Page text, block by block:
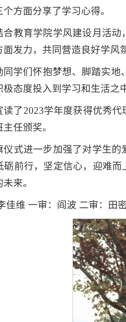
方面分享了学习心得。
合教育学院学风建设月活
发力，共同营造良好学风
同学们怀抱梦想、脚踏实地
态度投入到学习和生活之
读了2023学年度获得优秀
任颁奖。
仪式进一步加强了对学生的
砺前行，坚定信心，迎难
来。
佳维 一审：阎波 二审：田